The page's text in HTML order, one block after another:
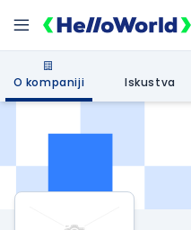
O kompaniji Iskustva